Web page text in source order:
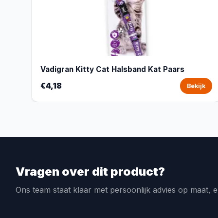
Vadigran Kitty Cat Halsband Kat Paars
€4,18 Bekijk
Vragen over dit product?
Ons team staat klaar met persoonlijk advies op maat,